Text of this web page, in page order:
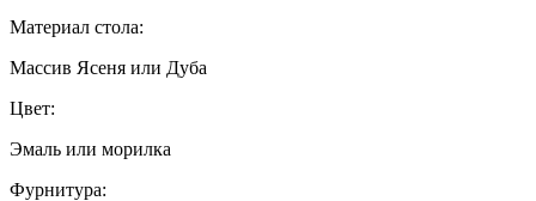
Материал стола:
Массив Ясеня или Дуба
Цвет:
Эмаль или морилка
Фурнитура: